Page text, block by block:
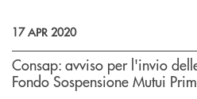
17 APR 2020
Consap: avviso per l'invio
Fondo Sospensione Mutui